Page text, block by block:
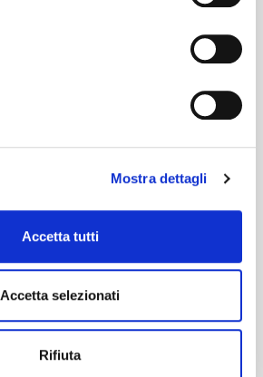
Mostra dettagli
Accetta tutti
Accetta selezionati
Rifiuta